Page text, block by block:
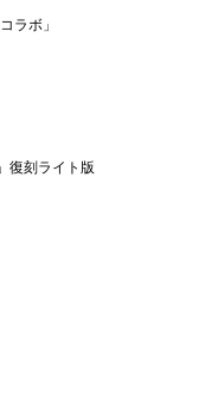
ラボ」
復刻ライト版